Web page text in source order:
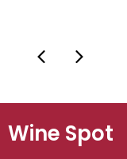
Wine Spot